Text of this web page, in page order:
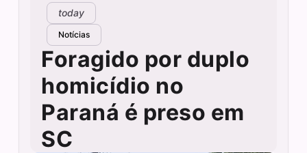
today
Notícias
Foragido por duplo
homicídio no
Paraná é preso em
SC